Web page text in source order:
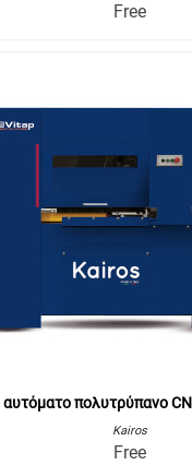
Free
πολυτρύπανο
Kairos
Free